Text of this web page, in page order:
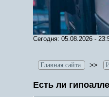
Сегодня: 05.08.2026 -
Главная сайта >>
Есть ли